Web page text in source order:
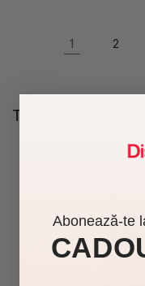
1 2
Te-ar putea
Abonează-te